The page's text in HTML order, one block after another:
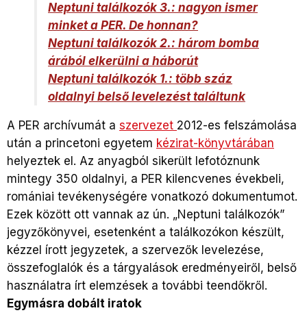
Neptuni találkozók 3.: nagyon ismer
minket a PER. De honnan?
Neptuni találkozók 2.: három bomba
árából elkerülni a háborút
Neptuni találkozók 1.: több száz
oldalnyi belső levelezést találtunk
A PER archívumát a szervezet 2012-es felszámolása
után a princetoni egyetem kézirat-könyvtárában
helyeztek el. Az anyagból sikerült lefotóznunk
mintegy 350 oldalnyi, a PER kilencvenes évekbeli,
romániai tevékenységére vonatkozó dokumentumot.
Ezek között ott vannak az ún. „Neptuni találkozók”
jegyzőkönyvei, esetenként a találkozókon készült,
kézzel írott jegyzetek, a szervezők levelezése,
összefoglalók és a tárgyalások eredményeiről, belső
használatra írt elemzések a további teendőkről.
Egymásra dobált iratok